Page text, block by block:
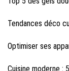
Tendances déco
Optimiser ses
Cuisine moderne :